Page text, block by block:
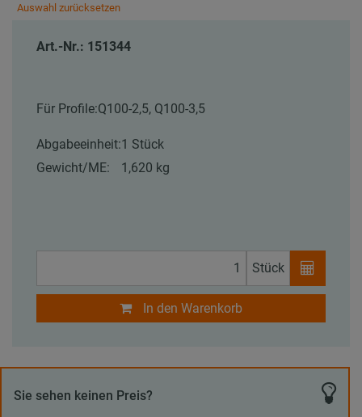
Auswahl zurücksetzen
Art.-Nr.: 151344
Für Profile:Q100-2,5, Q100-3,5
Abgabeeinheit:1 Stück
Gewicht/ME:
1,620 kg
Stück
In den Warenkorb
Sie sehen keinen Preis?